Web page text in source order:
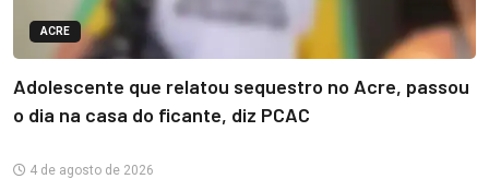
ACRE
Adolescente que relatou sequestro no Acre, passou
o dia na casa do ficante, diz PCAC
4 de agosto de 2026